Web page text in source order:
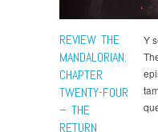
REVIEW THE
MANDALORIAN:
CHAPTER
TWENTY-FOUR
– THE
RETURN
Y